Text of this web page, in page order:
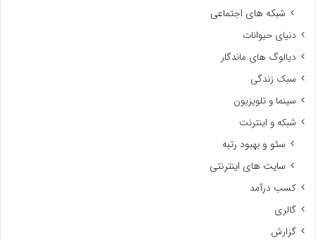
شبکه های اجتماعی
دنیای حیوانات
دیالوگ های ماندگار
سبک زندگی
سینما و تلویزیون
شبکه و اینترنت
سئو و بهبود رتبه
سایت های اینترنتی
کسب درآمد
گالری
گزارش